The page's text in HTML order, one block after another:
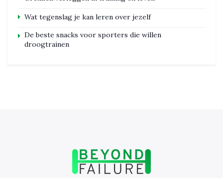
Wat tegenslag je kan leren over jezelf
De beste snacks voor sporters die willen
droogtrainen